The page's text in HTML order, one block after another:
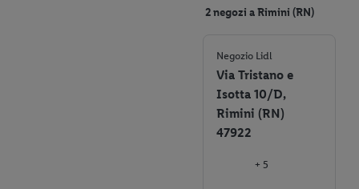
2 negozi a Rimini (RN)
Negozio Lidl
Via Tristano e
Isotta 10/D,
Rimini (RN)
47922
+ 5